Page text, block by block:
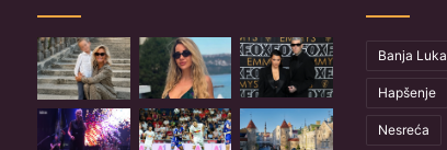
Banja Luka
Hapšenje
Nesreća